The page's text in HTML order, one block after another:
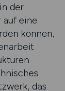
der
auf eine
können,
das